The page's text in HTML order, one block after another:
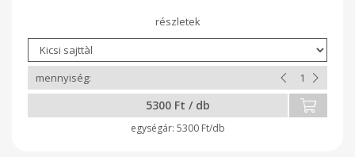
parenyicából sonkás, kolbászos, körözöttes, sajtkrémes,
ordás-lekváros. Érlelt sajtból pedig trappista, ementáli és
borban érlelt sajt.
5300 Ft / db
5300 Ft/db